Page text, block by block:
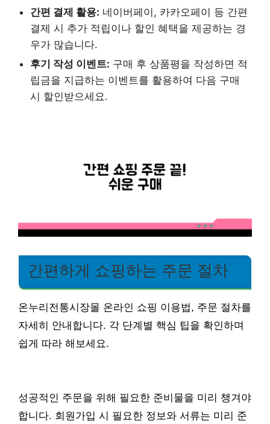
간편 결제 활용: 네이버페이, 카카오페이 등 간편
결제 시 추가 적립이나 할인 혜택을 제공하는 경
우가 많습니다.
후기 작성 이벤트: 구매 후 상품평을 작성하면 적
립금을 지급하는 이벤트를 활용하여 다음 구매
시 할인받으세요.
간편하게 쇼핑하는 주문 절차
온누리전통시장몰 온라인 쇼핑 이용법, 주문 절차를
자세히 안내합니다. 각 단계별 핵심 팁을 확인하며
쉽게 따라 해보세요.
성공적인 주문을 위해 필요한 준비물을 미리 챙겨야
합니다. 회원가입 시 필요한 정보와 서류는 미리 준